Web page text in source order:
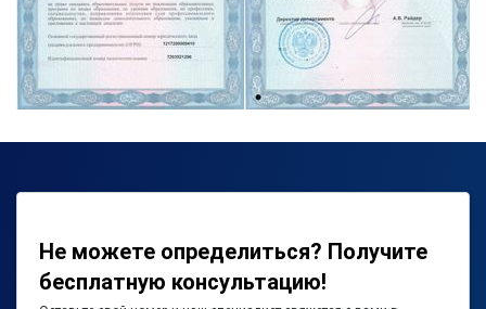
Не можете определиться? Получите
бесплатную консультацию!